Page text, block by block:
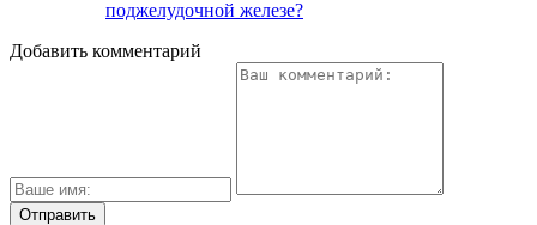
поджелудочной железе?
Добавить комментарий